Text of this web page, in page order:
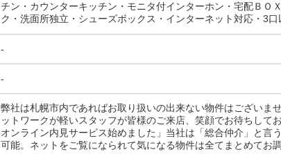
チン・カウンターキッチン・モニタ付インターホン・宅配ＢＯ
ク・洗面所独立・シューズボックス・インターネット対応・3口
-
-
弊社は札幌市内であればお取り扱いの出来ない物件はございま
ットワークが軽いスタッフが皆様のご来店、笑顔でお待ちし
オンライン内見サービス始めました」当社は「総合仲介」と言
可能。ネットをご覧になられて気になる物件は全てまとめてお